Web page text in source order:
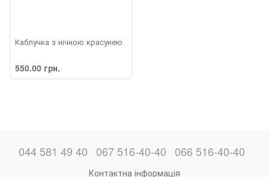
Каблучка з нічною красунею
550.00 грн.
044 581 49 40 067 516-40-40 066 516-40-40
Контактна інформація